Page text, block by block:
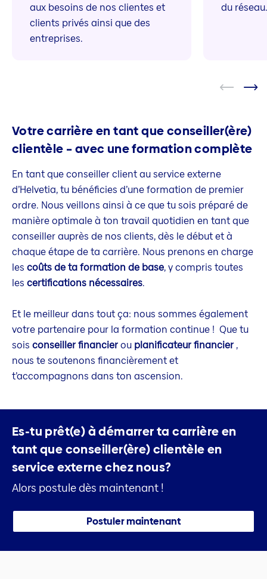
aux besoins de nos clientes et
clients privés ainsi que des
entreprises.
du réseau.
Votre carrière en tant que conseiller(ère)
clientèle – avec une formation complète
En tant que conseiller client au service externe
d’Helvetia, tu bénéficies d’une formation de premier
ordre. Nous veillons ainsi à ce que tu sois préparé de
manière optimale à ton travail quotidien en tant que
conseiller auprès de nos clients, dès le début et à
chaque étape de ta carrière. Nous prenons en charge
les coûts de ta formation de base, y compris toutes
les certifications nécessaires.
Et le meilleur dans tout ça: nous sommes également
votre partenaire pour la formation continue ! Que tu
sois conseiller financierou planificateur financier ,
nous te soutenons financièrement et
t’accompagnons dans ton ascension.
Es-tu prêt(e) à démarrer ta carrièreen
tant que conseiller(ère) clientèle en
service externe chez nous?
Alors postule dès maintenant !
Postuler maintenant